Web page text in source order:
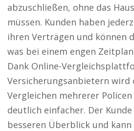
abzuschließen, ohne das
müssen. Kunden haben
ihren Verträgen und können
was bei einem engen
Dank Online-
Versicherungsanbietern wird
Vergleichen mehrerer
deutlich einfacher. Der
besseren Überblick und